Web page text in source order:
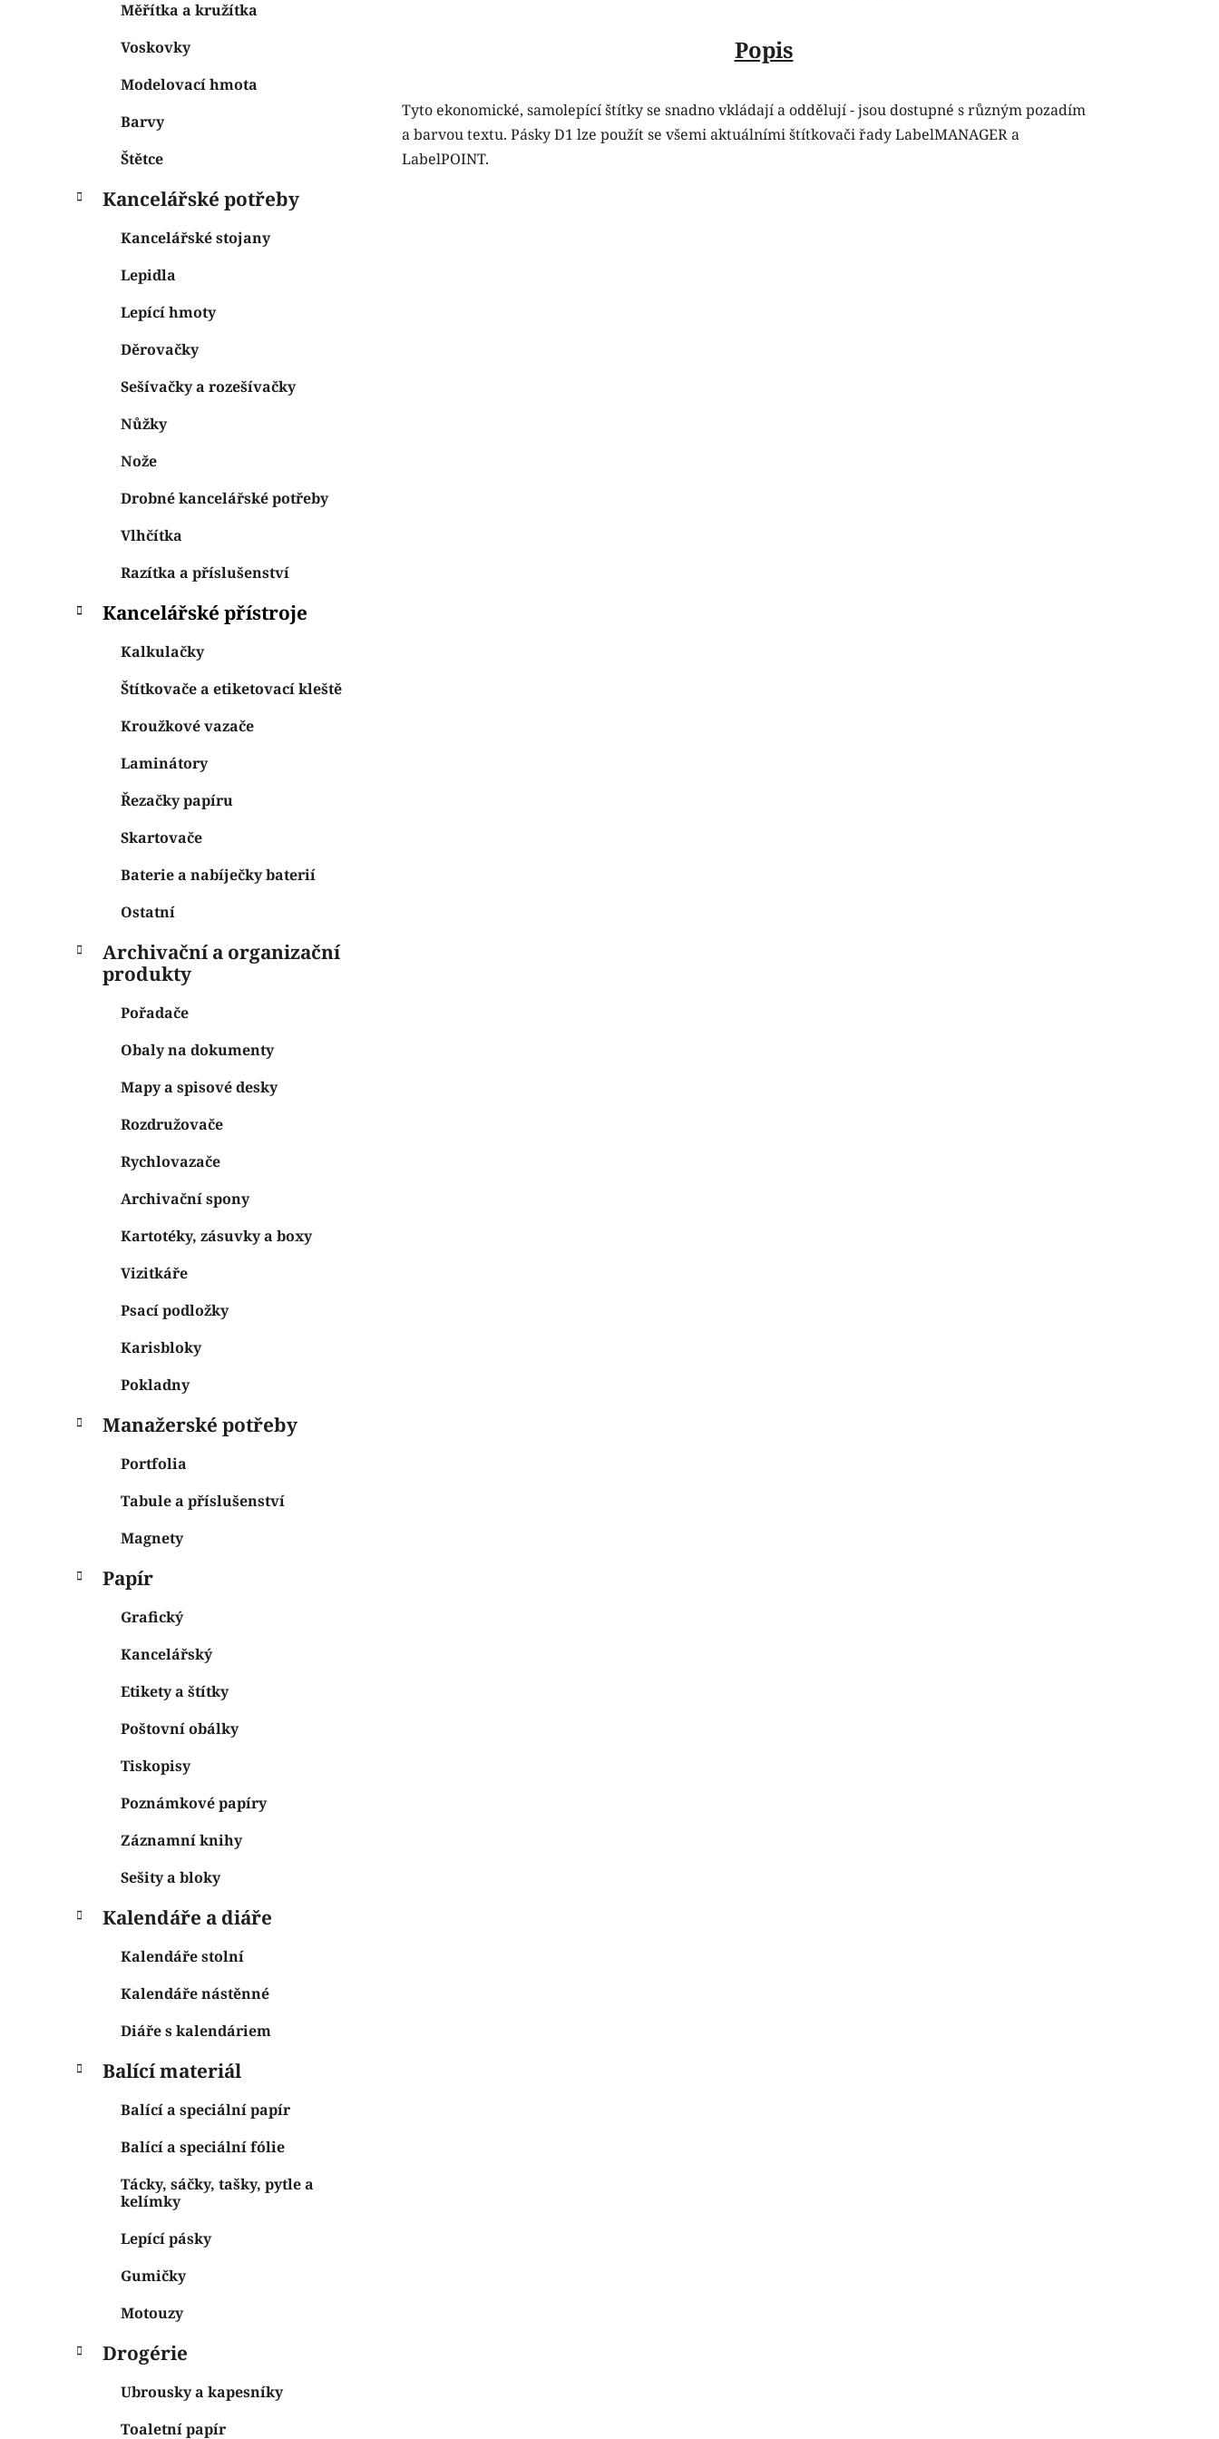
Měřítka a kružítka
Voskovky
Modelovací hmota
Barvy
Štětce
Kancelářské potřeby
Kancelářské stojany
Lepidla
Lepící hmoty
Děrovačky
Sešívačky a rozešívačky
Nůžky
Nože
Drobné kancelářské potřeby
Vlhčítka
Razítka a příslušenství
Kancelářské přístroje
Kalkulačky
Štítkovače a etiketovací kleště
Kroužkové vazače
Laminátory
Řezačky papíru
Skartovače
Baterie a nabíječky baterií
Ostatní
Archivační a organizační
produkty
Pořadače
Obaly na dokumenty
Mapy a spisové desky
Rozdružovače
Rychlovazače
Archivační spony
Kartotéky, zásuvky a boxy
Vizitkáře
Psací podložky
Karisbloky
Pokladny
Manažerské potřeby
Portfolia
Tabule a příslušenství
Magnety
Papír
Grafický
Kancelářský
Etikety a štítky
Poštovní obálky
Tiskopisy
Poznámkové papíry
Záznamní knihy
Sešity a bloky
Kalendáře a diáře
Kalendáře stolní
Kalendáře nástěnné
Diáře s kalendáriem
Balící materiál
Balící a speciální papír
Balící a speciální fólie
Tácky, sáčky, tašky, pytle a
kelímky
Lepící pásky
Gumičky
Motouzy
Drogérie
Ubrousky a kapesníky
Toaletní papír
Popis
Tyto ekonomické, samolepící štítky se snadno vkládají a oddělují - jsou dostupné s různým pozadím
a barvou textu. Pásky D1 lze použít se všemi aktuálními štítkovači řady LabelMANAGER a
LabelPOINT.